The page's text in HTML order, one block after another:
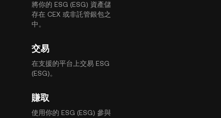
將你的 ESG (ESG) 資產儲
存在 CEX 或非託管銀包之
中。
交易
在支援的平台上交易 ESG
(ESG)。
賺取
使用你的 ESG (ESG) 參與